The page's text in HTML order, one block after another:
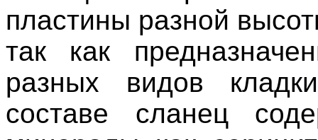
пластины разной
так как
разных видов
составе сланец